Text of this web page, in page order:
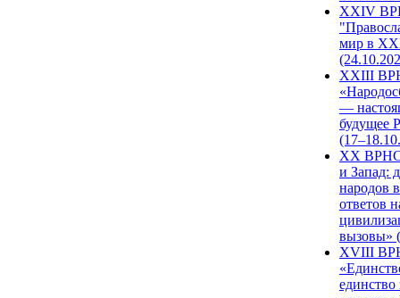
XXIV
мир в
XXIII
—
будущее
XX ВРНС
и Запад:
народов
ответов
вызовы»
XVIII
единство